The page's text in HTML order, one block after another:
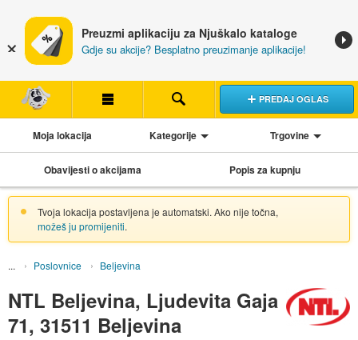
Preuzmi aplikaciju za Njuškalo kataloge
Gdje su akcije? Besplatno preuzimanje aplikacije!
PREDAJ OGLAS
Moja lokacija Kategorije Trgovine
Obavijesti o akcijama Popis za kupnju
Tvoja lokacija postavljena je automatski. Ako nije točna,
možeš ju promijeniti.
Poslovnice Beljevina
NTL Beljevina, Ljudevita Gaja
71, 31511 Beljevina